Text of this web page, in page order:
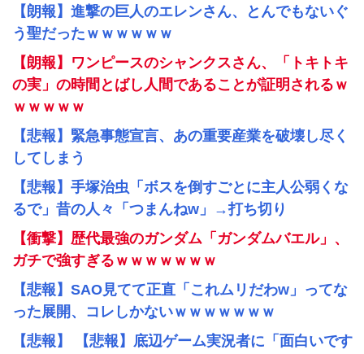
【朗報】進撃の巨人のエレンさん、とんでもないぐ
う聖だったｗｗｗｗｗｗ
【朗報】ワンピースのシャンクスさん、「トキトキ
の実」の時間とばし人間であることが証明されるｗ
ｗｗｗｗｗ
【悲報】緊急事態宣言、あの重要産業を破壊し尽く
してしまう
【悲報】手塚治虫「ボスを倒すごとに主人公弱くな
るで」昔の人々「つまんねw」→打ち切り
【衝撃】歴代最強のガンダム「ガンダムバエル」、
ガチで強すぎるｗｗｗｗｗｗｗ
【悲報】SAO見てて正直「これムリだわw」ってな
った展開、コレしかないｗｗｗｗｗｗｗ
【悲報】 【悲報】底辺ゲーム実況者に「面白いです